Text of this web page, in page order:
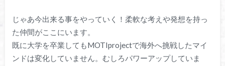
じゃあ今出来る事をやっていく！柔軟な考えや発想を持っ
た仲間がここにいます。
既に大学を卒業してもMOTIprojectで海外へ挑戦したマイ
ンドは変化していません。むしろパワーアップしていま